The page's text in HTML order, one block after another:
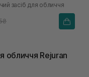
засіб для обличчя
обличчя Rejuran